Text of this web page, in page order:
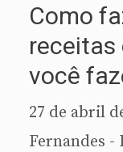
Como
receitas
você
27 de abril
Fernandes -